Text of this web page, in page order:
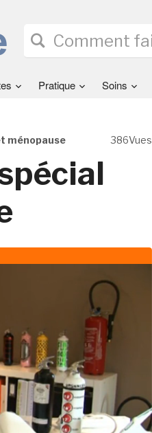
Pratique Soins
386Vues
ménopause